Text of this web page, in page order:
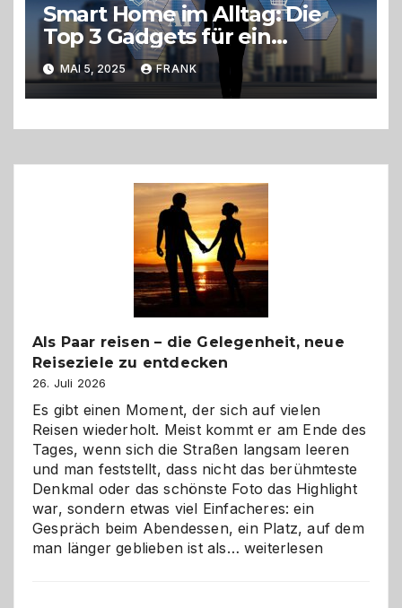
Smart Home im Alltag: Die
Top 3 Gadgets für ein
einfacheres Leben
MAI 5, 2025 FRANK
Als Paar reisen – die Gelegenheit, neue
Reiseziele zu entdecken
26. Juli 2026
Es gibt einen Moment, der sich auf vielen
Reisen wiederholt. Meist kommt er am Ende des
Tages, wenn sich die Straßen langsam leeren
und man feststellt, dass nicht das berühmteste
Denkmal oder das schönste Foto das Highlight
war, sondern etwas viel Einfacheres: ein
Gespräch beim Abendessen, ein Platz, auf dem
man länger geblieben ist als… Als
weiterlesen